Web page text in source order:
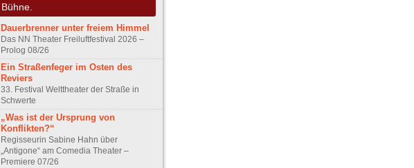
Bühne.
Dauerbrenner unter freiem Himmel
Das NN Theater Freiluftfestival 2026 –
Prolog 08/26
Ein Straßenfeger im Osten des
Reviers
33. Festival Welttheater der Straße in
Schwerte
„Was ist der Ursprung von
Konflikten?“
Regisseurin Sabine Hahn über
„Antigone“ am Comedia Theater –
Premiere 07/26